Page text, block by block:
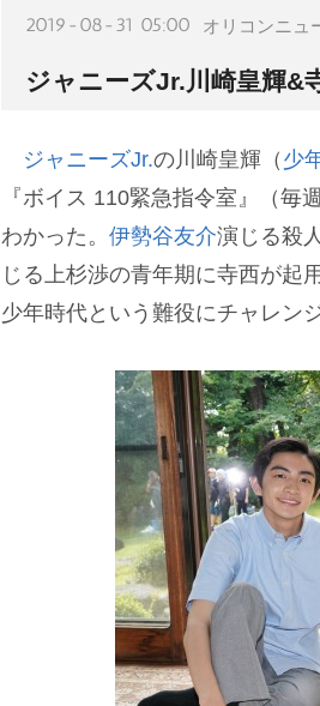
2019-08-31 05:00 オリコンニュ
ジャニーズJr.川崎皇輝&
ジャニーズJr.の川崎皇輝（ 少
『ボイス 110緊急指令室』（
わかった。 伊勢谷友介演じる殺
じる上杉渉の青年期に寺西が起
少年時代という難役にチャレン